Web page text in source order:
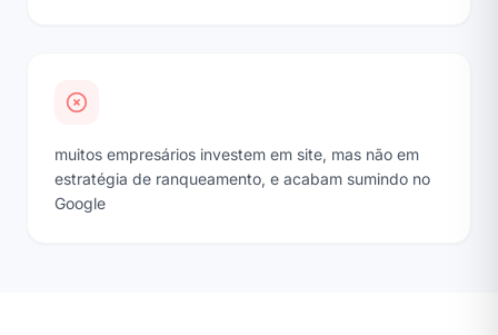
muitos empresários investem em site, mas não em
estratégia de ranqueamento, e acabam sumindo no
Google